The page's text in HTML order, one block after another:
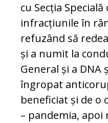
cu Secția
infracțiunile în
refuzând să
și a numit la
General și a DNA
îngropat
beneficiat și de o
– pandemia,